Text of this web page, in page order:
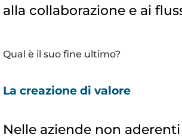
alla collaborazione e ai
Qual è il suo fine ultimo?
La creazione di valore
Nelle aziende non